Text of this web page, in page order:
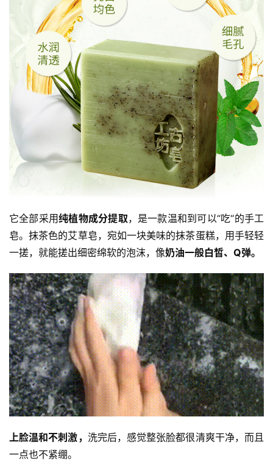
它全部采用纯植物成分提取，是一款温和到可以“吃“的手工
皂。抹茶色的艾草皂，宛如一块美味的抹茶蛋糕，用手轻轻
一搓，就能搓出细密绵软的泡沫，像奶油一般白皙、Q弹。
上脸温和不刺激， 洗完后，感觉整张脸都很清爽干净，而且
一点也不紧绷。